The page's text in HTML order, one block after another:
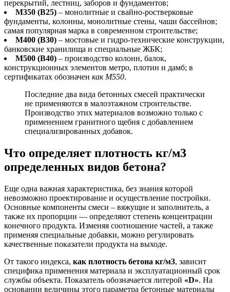
перекрытий, лестниц, заборов и фундаментов;
М350 (В25) – монолитные и свайно-ростверковые
фундаменты, колонны, монолитные стены, чаши бассейнов;
самая популярная марка в современном строительстве;
М400 (В30) – мостовые и гидро-технические конструкции,
банковские хранилища и специальные ЖБК;
М500 (В40) – производство колонн, балок,
конструкционных элементов метро, плотин и дамб; в
сертификатах обозначен как М550.
Последние два вида бетонных смесей практически
не применяются в малоэтажном строительстве.
Производство этих материалов возможно только с
применением гранитного щебня с добавлением
специализированных добавок.
Что определяет плотность кг/м3
определенных видов бетона?
Еще одна важная характеристика, без знания которой
невозможно проектирование и осуществление постройки.
Основные компоненты смеси – вяжущие и заполнитель, а
также их пропорции — определяют степень концентрации
конечного продукта. Изменяя соотношение частей, а также
применяя специальные добавки, можно регулировать
качественные показатели продукта на выходе.
От такого индекса, как плотность бетона кг/м3, зависит
специфика применения материала и эксплуатационный срок
службы объекта. Показатель обозначается литерой «D». На
основании величины этого параметра бетонные материалы